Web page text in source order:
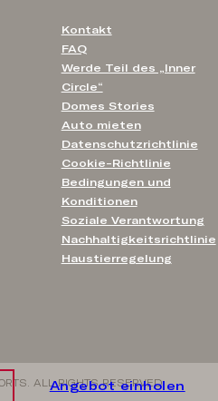
Kontakt
FAQ
Werde Teil des „Inner
Circle“
Domes Stories
Auto mieten
Datenschutzrichtlinie
Cookie-Richtlinie
Bedingungen und
Konditionen
Soziale Verantwortung
Nachhaltigkeitsrichtlinie
Haustierregelung
ALL RIGHTS RESERVED
Angebot einholen